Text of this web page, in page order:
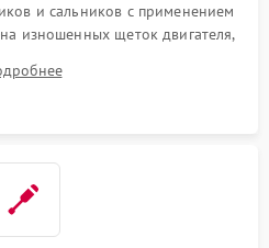
и сальников с применением
изношенных щеток двигателя,
резиновой манжеты.